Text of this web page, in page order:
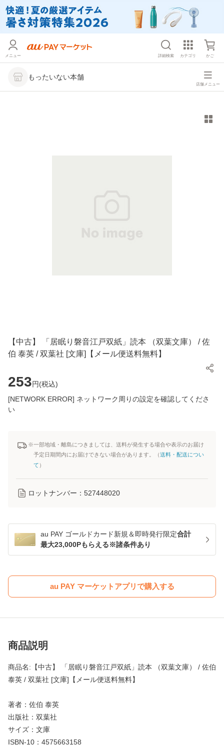
メニュー 詳細検索 カテゴリ かご
もったいない本舗
店舗メニュー
【中古】 「居眠り磐音江戸双紙」読本 （双葉文庫） / 佐
伯 泰英 / 双葉社 [文庫]【メール便送料無料】
253円(税込)
[NETWORK ERROR] ネットワーク周りの設定を確認してくださ
い
※一部地域・離島につきましては、送料が発生する場合や表示のお届け
予定日期間内にお届けできない場合があります。（送料・配送につい
て ）
ロットナンバー： 527448020
au PAY ゴールドカード新規＆即時発行限定合計
最大23,000Pもらえる※諸条件あり
au PAY マーケットアプリで購入する
商品説明
商品名:【中古】 「居眠り磐音江戸双紙」読本 （双葉文庫） / 佐伯
泰英 / 双葉社 [文庫]【メール便送料無料】
著者：佐伯 泰英
出版社：双葉社
サイズ：文庫
ISBN-10：4575663158